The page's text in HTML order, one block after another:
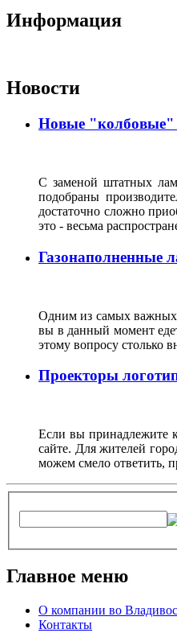
Информация
Новости
Новые "колбовые"
С заменой штатных
подобраны
достаточно сложно
это - весьма
Газонаполненные
Одним из самых важных
вы в данный момент
этому вопросу столько
Проекторы
Если вы принадлежите
сайте. Для жителей
можем смело ответить,
Главное меню
О компании во
Контакты